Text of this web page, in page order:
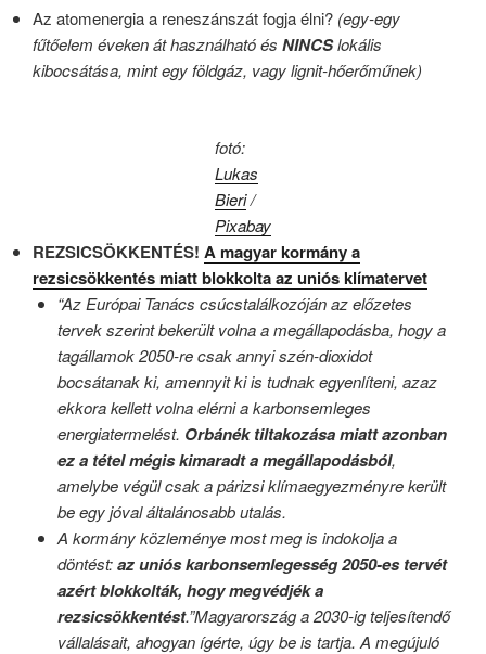
Az atomenergia a reneszánszát fogja élni? (egy-egy
fűtőelem éveken át használható és NINCSlokális
kibocsátása, mint egy földgáz, vagy lignit-hőerőműnek)
fotó:
Lukas
Bieri/
Pixabay
REZSICSÖKKENTÉS! A magyar kormány a
rezsicsökkentés miatt blokkolta az uniós klímatervet
“Az Európai Tanács csúcstalálkozóján az előzetes
tervek szerint bekerült volna a megállapodásba, hogy a
tagállamok 2050-re csak annyi szén-dioxidot
bocsátanak ki, amennyit ki is tudnak egyenlíteni, azaz
ekkora kellett volna elérni a karbonsemleges
energiatermelést. Orbánék tiltakozása miatt azonban
ez a tétel mégis kimaradt a megállapodásból,
amelybe végül csak a párizsi klímaegyezményre került
be egy jóval általánosabb utalás.
A kormány közleménye most meg is indokolja a
döntést:az uniós karbonsemlegesség 2050-es tervét
azért blokkolták, hogy megvédjék a
rezsicsökkentést.”Magyarország a 2030-ig teljesítendő
vállalásait, ahogyan ígérte, úgy be is tartja. A megújuló